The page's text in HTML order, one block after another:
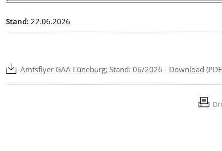
Stand: 22.06.2026
Amtsflyer GAA Lüneburg; Stand: 06/2026 - Download